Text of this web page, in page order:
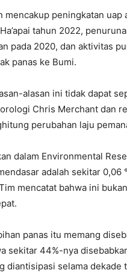
peningkatan uap
tahun 2022,
pada 2020, dan aktivitas
panas ke Bumi.
alasan ini tidak dapat
Chris Merchant dan
perubahan laju
dalam Environmental
adalah sekitar
mencatat bahwa ini
panas itu memang
sekitar 44%-nya
diantisipasi selama dekade